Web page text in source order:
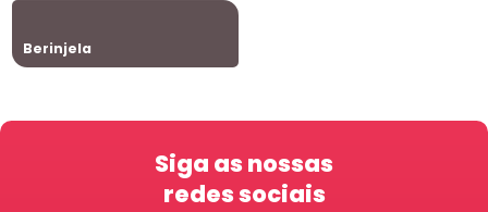
Berinjela
Siga as nossas
redes sociais